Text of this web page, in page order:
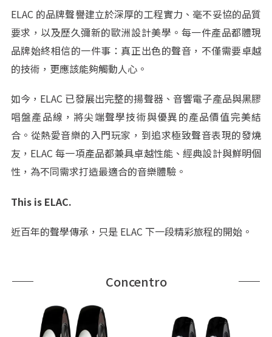
ELAC 的品牌聲譽建立於深厚的工程實力、毫不妥協的品質
要求，以及歷久彌新的歐洲設計美學。每一件產品都體現
品牌始終相信的一件事：真正出色的聲音，不僅需要卓越
的技術，更應該能夠觸動人心。
如今，ELAC 已發展出完整的揚聲器、音響電子產品與黑膠
唱盤產品線，將尖端聲學技術與優異的產品價值完美結
合。從熱愛音樂的入門玩家，到追求極致聲音表現的發燒
友，ELAC 每一項產品都兼具卓越性能、經典設計與鮮明個
性，為不同需求打造最適合的音樂體驗。
This is ELAC.
近百年的聲學傳承，只是 ELAC 下一段精彩旅程的開始。
Concentro